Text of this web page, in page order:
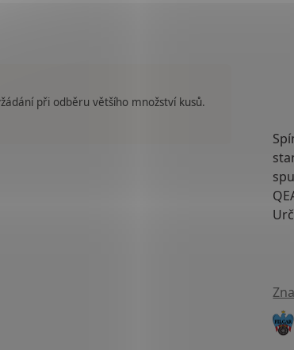
při odběru většího množství kusů.